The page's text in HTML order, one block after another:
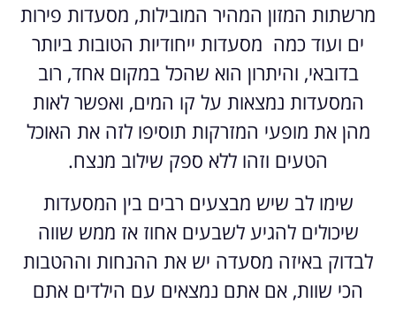
מרשתות המזון המהיר המובילות, מסעדות פירות
ים ועוד כמה מסעדות ייחודיות הטובות ביותר
בדובאי, והיתרון הוא שהכל במקום אחד, רוב
המסעדות נמצאות על קו המים, ואפשר לאות
מהן את מופעי המזרקות תוסיפו לזה את האוכל
הטעים וזהו ללא ספק שילוב מנצח.
שימו לב שיש מבצעים רבים בין המסעדות
שיכולים להגיע לשבעים אחוז אז ממש שווה
לבדוק באיזה מסעדה יש את ההנחות וההטבות
הכי שוות, אם אתם נמצאים עם הילדים אתם